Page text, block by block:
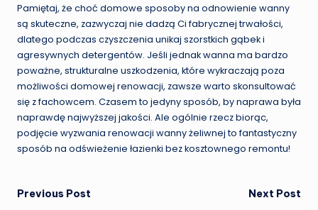
Pamiętaj, że choć domowe sposoby na odnowienie wanny
są skuteczne, zazwyczaj nie dadzą Ci fabrycznej trwałości,
dlatego podczas czyszczenia unikaj szorstkich gąbek i
agresywnych detergentów. Jeśli jednak wanna ma bardzo
poważne, strukturalne uszkodzenia, które wykraczają poza
możliwości domowej renowacji, zawsze warto skonsultować
się z fachowcem. Czasem to jedyny sposób, by naprawa była
naprawdę najwyższej jakości. Ale ogólnie rzecz biorąc,
podjęcie wyzwania renowacji wanny żeliwnej to fantastyczny
sposób na odświeżenie łazienki bez kosztownego remontu!
Post
Previous Post Next Post